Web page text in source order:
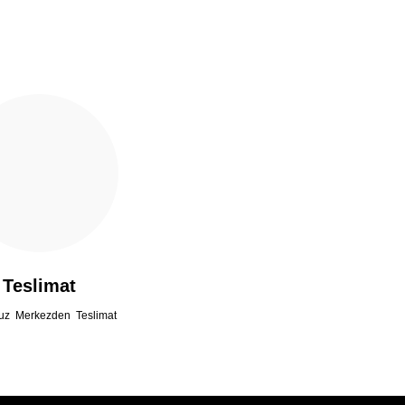
Teslimat
Merkezden Teslimat